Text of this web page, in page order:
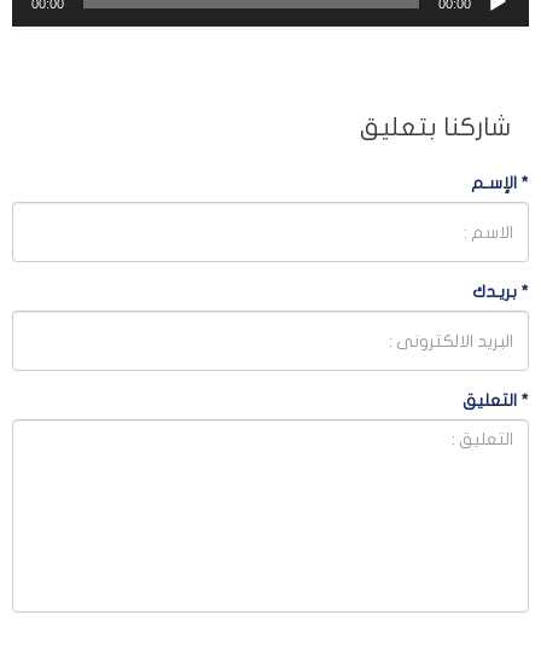
الصوت
00:00
00:00
شاركنا بتعليق
* الإسـم
* بريـدك
* التعليق